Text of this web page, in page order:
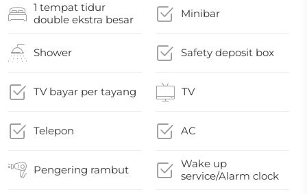
1 tempat tidur
double ekstra besar
Minibar
Shower Safety deposit box
TV bayar per tayang TV
Telepon AC
Pengering rambut
Wake up
service/Alarm clock